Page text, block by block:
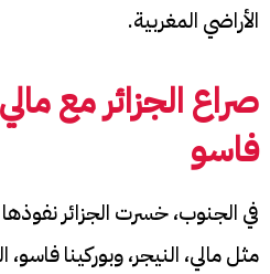
الأراضي المغربية.
صراع الجزائر مع
فاسو
في الجنوب، خسرت الجزائر
مثل مالي، النيجر، وبوركينا